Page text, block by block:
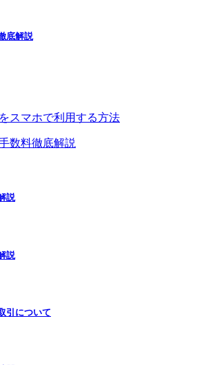
底解説
スマホで利用する方法
数料徹底解説
説
説
引について